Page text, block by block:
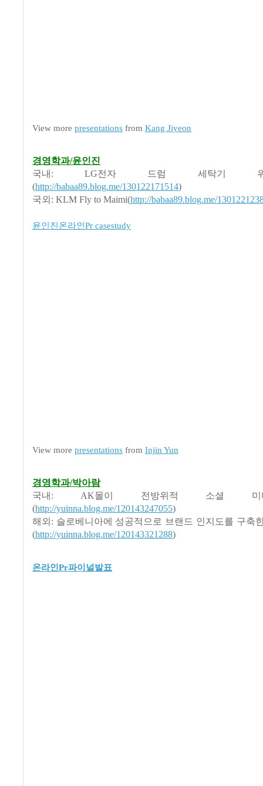
View more presentations from Kang Jiyeon
경영학과/윤인진
국내: LG전자 드럼 세탁기
(http://babaa89.blog.me/130122171514)
국외: KLM Fly to Maimi(http://babaa89.blog.me/
윤인진온라인Pr casestudy
View more presentations from Injin Yun
경영학과/박아람
국내: AK몰이 전방위적 소셜 미
(http://yuinna.blog.me/120143247055)
해외: 슬로베니아에 성공적으로 브랜드 인지도를 구축
(http://yuinna.blog.me/120143321288)
온라인Pr파이널발표